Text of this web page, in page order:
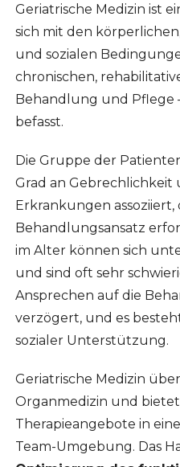
Geriatrische Medizin ist
sich mit den
und sozialen
chronischen,
Behandlung und Pflege
befasst.
Die Gruppe der
Grad an
Erkrankungen
Behandlungsansatz
im Alter können sich
und sind oft sehr
Ansprechen auf die
verzögert, und es
sozialer Unterstützung.
Geriatrische Medizin
Organmedizin und
Therapieangebote in
Team-Umgebung. Das